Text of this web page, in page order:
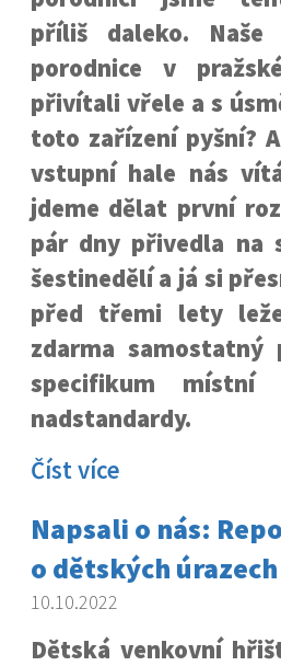
příliš daleko.
porodnice v
přivítali vřele a s
toto zařízení pyšní?
vstupní hale nás
jdeme dělat první
pár dny přivedla na
šestinedělí a já si
před třemi lety
zdarma
specifikum
nadstandardy.
Číst více
Napsali o nás:
o dětských
10.10.2022
Dětská venkovní